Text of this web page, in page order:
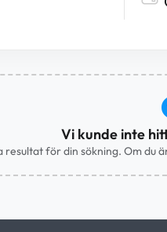
Vi kunde inte
resultat för din sökning. Om du